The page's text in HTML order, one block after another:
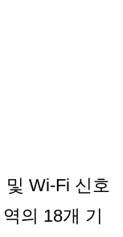
및 Wi-Fi 신호
의 18개 기